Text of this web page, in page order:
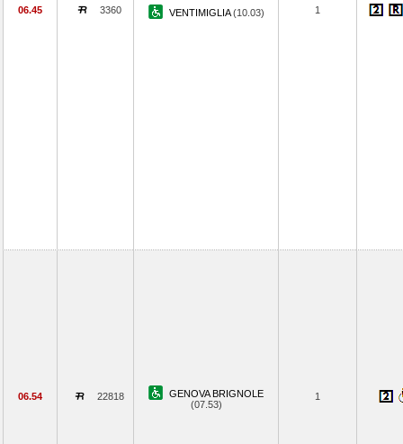
06.45 3360 VENTIMIGLIA(10.03) 1
06.54 22818
GENOVA BRIGNOLE
(07.53)
1